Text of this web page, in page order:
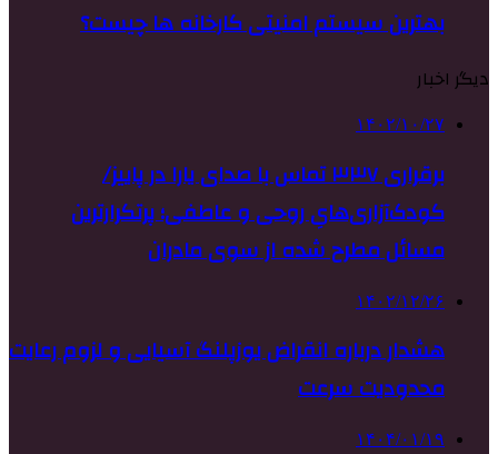
بهترین سیستم امنیتی کارخانه ها چیست؟
دیگر اخبار
۱۴۰۲/۱۰/۲۷
برقراری ۳۳۷ تماس با صدای یارا در پاییز/
کودک‌آزاری‌هایِ روحی و عاطفی؛ پرتکرارترین
مسائل مطرح شده از سوی مادران
۱۴۰۲/۱۲/۲۶
هشدار درباره انقراض یوزپلنگ آسیایی و لزوم رعایت
محدودیت سرعت
۱۴۰۴/۰۱/۱۹